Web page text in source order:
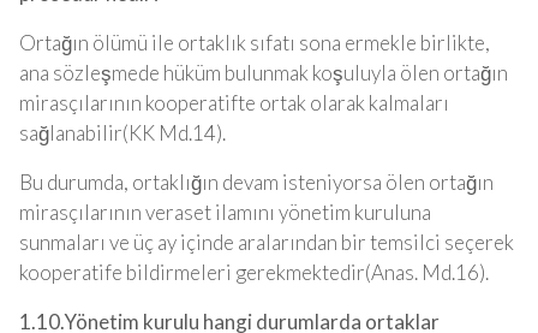
Ortağın ölümü ile ortaklık sıfatı sona ermekle birlikte,
ana sözleşmede hüküm bulunmak koşuluyla ölen ortağın
mirasçılarının kooperatifte ortak olarak kalmaları
sağlanabilir(KK Md.14).
Bu durumda, ortaklığın devam isteniyorsa ölen ortağın
mirasçılarının veraset ilamını yönetim kuruluna
sunmaları ve üç ay içinde aralarından bir temsilci seçerek
kooperatife bildirmeleri gerekmektedir(Anas. Md.16).
1.10.Yönetim kurulu hangi durumlarda ortaklar